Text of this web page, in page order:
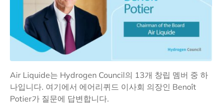
Air Liquide는 Hydrogen Council의 13개 창립 멤버 중 하
나입니다. 여기에서 에어리퀴드 이사회 의장인 Benoît
Potier가 질문에 답변합니다.